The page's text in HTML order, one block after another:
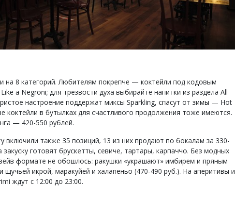
на 8 категорий. Любителям покрепче — коктейли под кодовым
a Negroni; для трезвости духа выбирайте напитки из раздела All
настроение поддержат миксы Sparkling, спасут от зимы — Hot
коктейли в бутылках для счастливого продолжения тоже имеются.
— 420-550 рублей.
включили также 35 позиций, 13 из них продают по бокалам за 330-
закуску готовят брускетты, севиче, тартары, карпаччо. Без модных
формате не обошлось: ракушки «украшают» имбирем и пряным
щучьей икрой, маракуйей и халапеньо (470-490 руб.). На аперитивы и
ждут с 12:00 до 23:00.